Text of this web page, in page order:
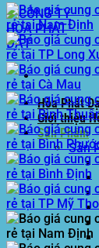
Hòa Phát
Giới thiệu
Sản Phẩm
Sản